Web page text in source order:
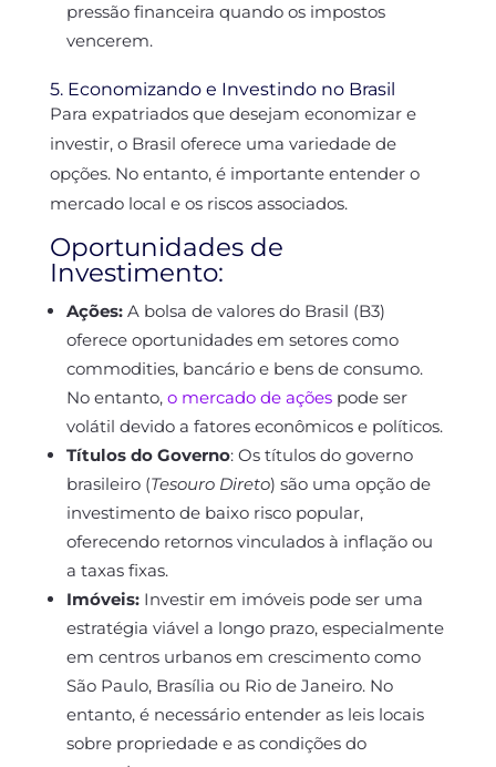
pressão financeira quando os impostos
vencerem.
5. Economizando e Investindo no Brasil
Para expatriados que desejam economizar e
investir, o Brasil oferece uma variedade de
opções. No entanto, é importante entender o
mercado local e os riscos associados.
Oportunidades de
Investimento:
Ações:A bolsa de valores do Brasil (B3)
oferece oportunidades em setores como
commodities, bancário e bens de consumo.
No entanto, o mercado de ações pode ser
volátil devido a fatores econômicos e políticos.
Títulos do Governo: Os títulos do governo
brasileiro(Tesouro Direto) são uma opção de
investimento de baixo risco popular,
oferecendo retornos vinculados à inflação ou
a taxas fixas.
Imóveis:Investir em imóveis pode ser uma
estratégia viável a longo prazo, especialmente
em centros urbanos em crescimento como
São Paulo, Brasília ou Rio de Janeiro. No
entanto, é necessário entender as leis locais
sobre propriedade e as condições do